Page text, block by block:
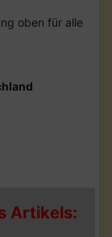
oben für alle
Artikels: